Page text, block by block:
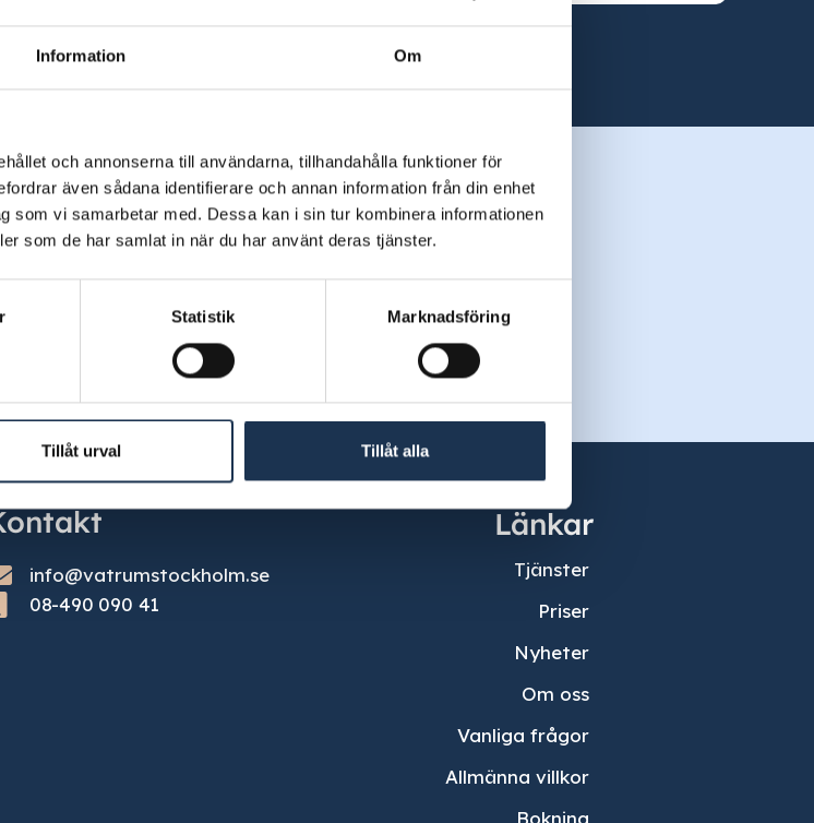
Information Om
och annonserna till användarna, tillhandahålla funktioner för
även sådana identifierare och annan information från din enhet
som vi samarbetar med. Dessa kan i sin tur kombinera informationen
som de har samlat in när du har använt deras tjänster.
Statistik Marknadsföring
Tillåt urval Tillåt alla
rådgivning
251 21 44
formuläret ovanför!
info@vatrumstockholm.se
08-490 090 41
Länkar
Tjänster
Priser
Nyheter
Om oss
Vanliga frågor
Allmänna villkor
Bokning